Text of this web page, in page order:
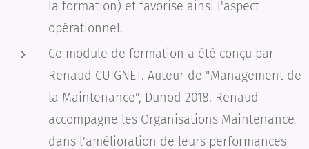
la formation) et favorise ainsi l'aspect
opérationnel.
Ce module de formation a été conçu par
Renaud CUIGNET. Auteur de "Management de
la Maintenance", Dunod 2018. Renaud
accompagne les Organisations Maintenance
dans l'amélioration de leurs performances